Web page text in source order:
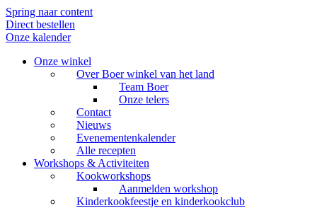
Spring naar content
Direct bestellen
Onze kalender
Onze winkel
Over Boer winkel van het land
Team Boer
Onze telers
Contact
Nieuws
Evenementenkalender
Alle recepten
Workshops & Activiteiten
Kookworkshops
Aanmelden workshop
Kinderkookfeestje en kinderkookclub